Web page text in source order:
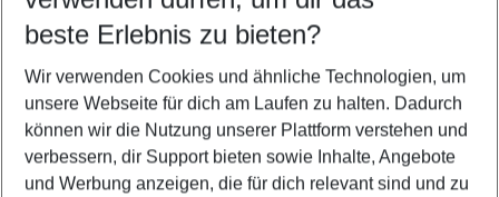
5-8 Nächte
2 Erwachsene Keine Kinder
Mehr Filter anzeigen
beste Erlebnis zu bieten?
Wir verwenden Cookies und ähnliche Technologien, um
unsere Webseite für dich am Laufen zu halten. Dadurch
können wir die Nutzung unserer Plattform verstehen und
verbessern, dir Support bieten sowie Inhalte, Angebote
und Werbung anzeigen, die für dich relevant sind und zu